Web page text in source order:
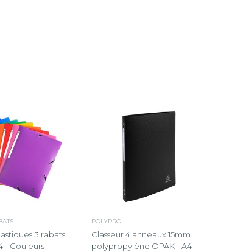
3 rabats
- Couleurs
POLYPRO
Classeur 4 anneaux 15mm
polypropylène OPAK - A4 -